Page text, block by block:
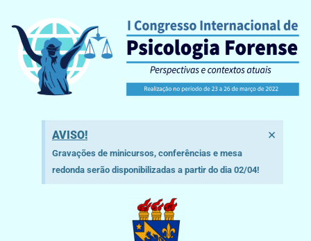
AVISO!
Gravações de minicursos, conferências e mesa
redonda serão disponibilizadas a partir do dia 02/04!
×